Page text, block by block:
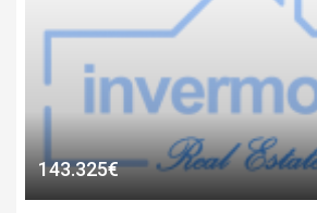
143.325€